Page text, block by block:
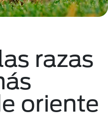
razas
oriente